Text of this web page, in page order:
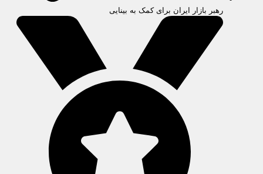
رهبر بازار ایران برای کمک به بینایی